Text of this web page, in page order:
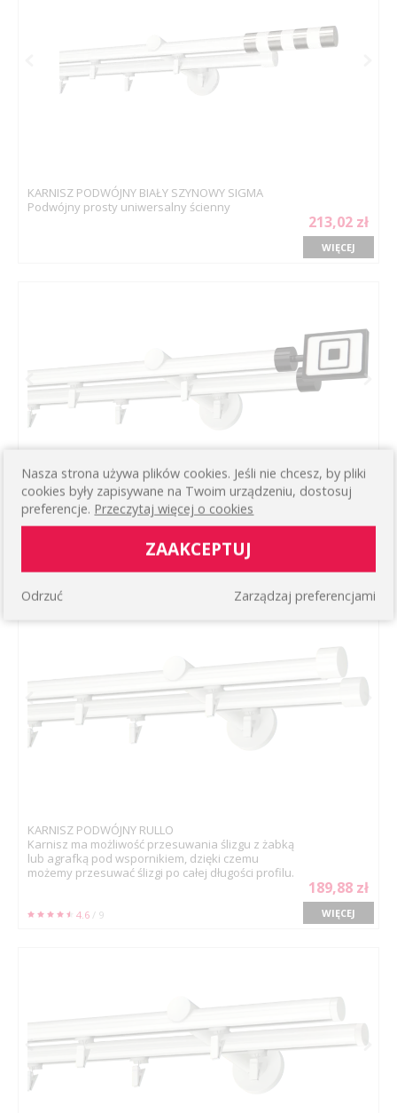
KARNISZ PODWÓJNY BIAŁY SZYNOWY SIGMA
Podwójny prosty uniwersalny ścienny
213,02 zł
WIĘCEJ
KARNISZ PODWÓJNY BIAŁY SZYNOWY PRIME
Podwójny prosty uniwersalny ścienny
KARNISZ PODWÓJNY RULLO
Karnisz ma możliwość przesuwania ślizgu z żabką
lub agrafką pod wspornikiem, dzięki czemu
możemy przesuwać ślizgi po całej długości profilu.
4.6 / 9
189,88 zł
WIĘCEJ
Nasza strona używa plików cookies. Jeśli nie chcesz, by pliki
cookies były zapisywane na Twoim urządzeniu, dostosuj
preferencje. Przeczytaj więcej o cookies
ZAAKCEPTUJ
Zarządzaj preferencjami
Odrzuć